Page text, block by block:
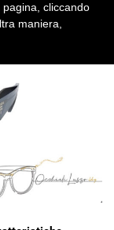
cliccando
maniera,